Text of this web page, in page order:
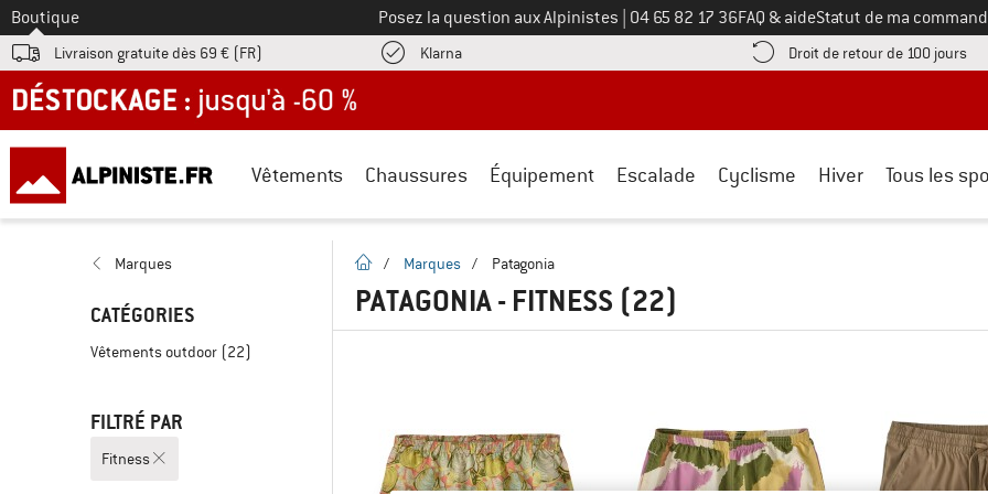
Vers le
Boutique Posez la question aux Alpinistes Appelez-nous au
04 65 82 17 36FAQ & aideStatut de ma
Livraison gratuite dès 69 € (FR) KlarnaTrouve les informations de paiement ici ! Ouvre une boîte d'information
Droit de retour de 100 jours
DÉSTOCKAGE : jusqu'à -60 %
Vêtements Chaussures Équipement Escalade Cyclisme Hiver Tous les
Marques
CATÉGORIES
Vêtements outdoor (22)
FILTRÉ PAR
Fitness
Page d'accueil
/ Marques / Patagonia
PATAGONIA - FITNESS (22)